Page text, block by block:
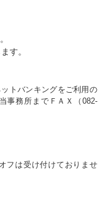
す。
トバンキングをご利用の
事務所までＦＡＸ（082-
フは受け付けておりませ